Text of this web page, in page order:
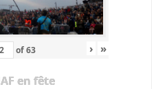
of63 › »
en fête